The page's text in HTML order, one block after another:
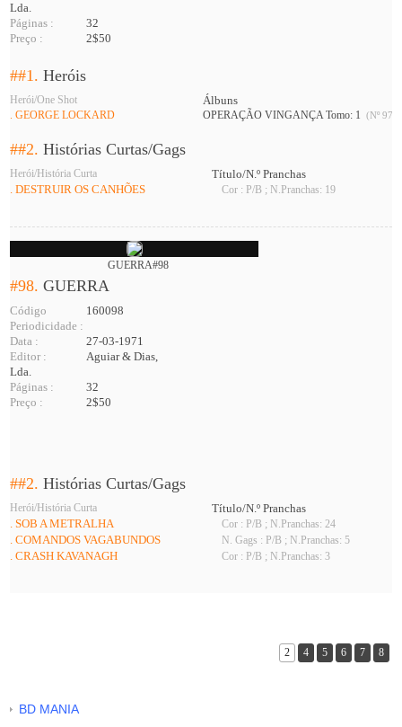
Lda.
Páginas :
32
Preço :
2$50
##1.Heróis
Herói/One Shot Álbuns
. GEORGE LOCKARD OPERAÇÃO VINGANÇA Tomo: 1 (Nº 97
##2.Histórias Curtas/Gags
Herói/História Curta
Título/N.º Pranchas
. DESTRUIR OS CANHÕES
Cor : P/B ; N.Pranchas: 19
GUERRA#98
#98.GUERRA
Código
160098
Periodicidade :
Data :
27-03-1971
Editor :
Aguiar & Dias,
Lda.
Páginas :
32
Preço :
2$50
##2.Histórias Curtas/Gags
Herói/História Curta
Título/N.º Pranchas
. SOB A METRALHA
Cor : P/B ; N.Pranchas: 24
. COMANDOS VAGABUNDOS N. Gags : P/B ; N.Pranchas: 5
. CRASH KAVANAGH Cor : P/B ; N.Pranchas: 3
2 4 5 6 7 8
BD MANIA